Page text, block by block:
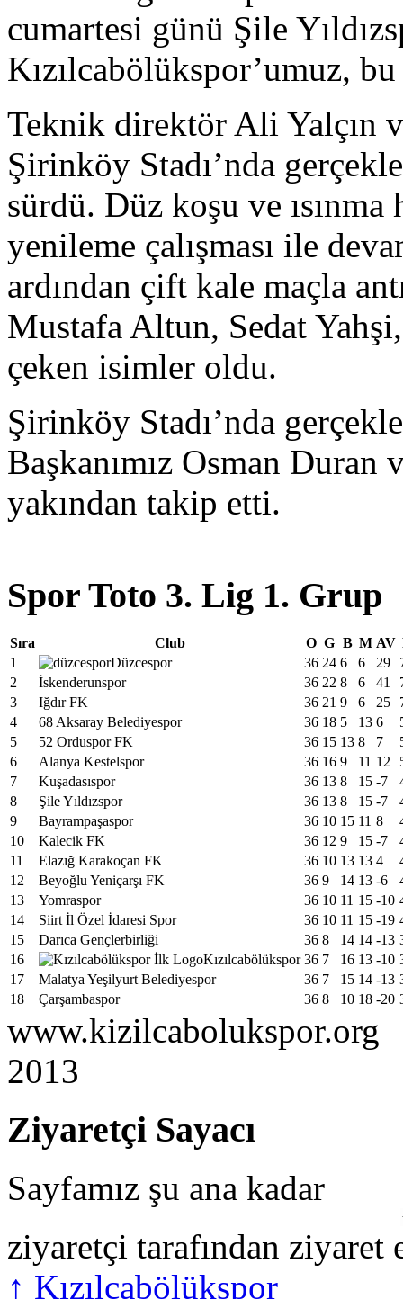
cumartesi günü Şile
Kızılcabölükspor’umuz, bu
Teknik direktör Ali Yalçın
Şirinköy Stadı’nda
sürdü. Düz koşu ve
yenileme çalışması ile
ardından çift kale maçla
Mustafa Altun, Sedat
çeken isimler oldu.
Şirinköy Stadı’nda
Başkanımız Osman
yakından takip etti.
Spor Toto 3. Lig 1. Grup
Sıra Club O G B M AV
1
Düzcespor 36 24 6 6 29
2
İskenderunspor 36 22 8 6 41
3
Iğdır FK 36 21 9 6 25
4
68 Aksaray Belediyespor 36 18 5 13 6
5
52 Orduspor FK 36 15 13 8 7
6
Alanya Kestelspor 36 16 9 11 12
7
Kuşadasıspor 36 13 8 15 -7
8
Şile Yıldızspor 36 13 8 15 -7
9
Bayrampaşaspor 36 10 15 11 8
10
Kalecik FK 36 12 9 15 -7
11
Elazığ Karakoçan FK 36 10 13 13 4
12
Beyoğlu Yeniçarşı FK 36 9 14 13 -6
13
Yomraspor 36 10 11 15 -10
14
Siirt İl Özel İdaresi Spor 36 10 11 15 -19
15
Darıca Gençlerbirliği 36 8 14 14 -13
16
Kızılcabölükspor 36 7 16 13 -10
17
Malatya Yeşilyurt Belediyespor 36 7 15 14 -13
18
Çarşambaspor 36 8 10 18 -20
www.kizilcabolukspor.org
2013
Ziyaretçi Sayacı
Sayfamız şu ana kadar
ziyaretçi tarafından ziyaret
↑ Kızılcabölükspor